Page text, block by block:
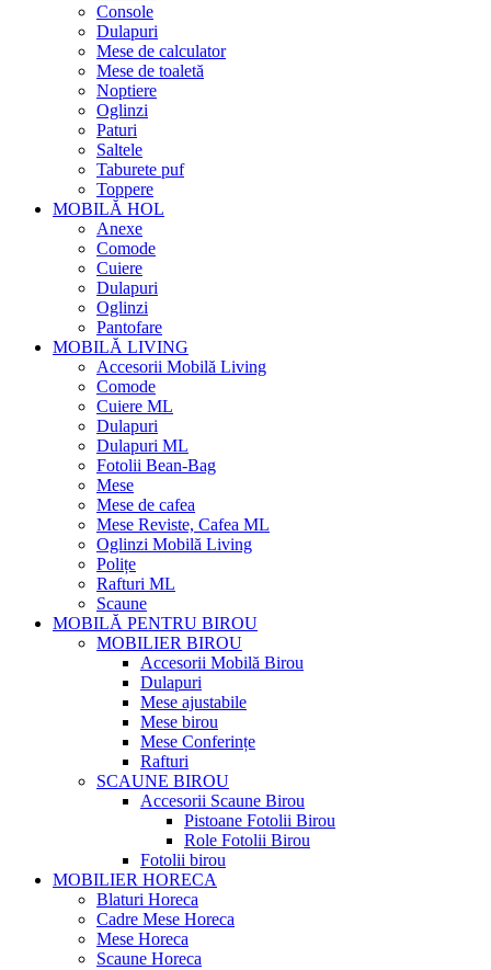
Console
Dulapuri
Mese de calculator
Mese de toaletă
Noptiere
Oglinzi
Paturi
Saltele
Taburete puf
Toppere
MOBILĂ HOL
Anexe
Comode
Cuiere
Dulapuri
Oglinzi
Pantofare
MOBILĂ LIVING
Accesorii Mobilă Living
Comode
Cuiere ML
Dulapuri
Dulapuri ML
Fotolii Bean-Bag
Mese
Mese de cafea
Mese Reviste, Cafea ML
Oglinzi Mobilă Living
Polițe
Rafturi ML
Scaune
MOBILĂ PENTRU BIROU
MOBILIER BIROU
Accesorii Mobilă Birou
Dulapuri
Mese ajustabile
Mese birou
Mese Conferințe
Rafturi
SCAUNE BIROU
Accesorii Scaune Birou
Pistoane Fotolii Birou
Role Fotolii Birou
Fotolii birou
MOBILIER HORECA
Blaturi Horeca
Cadre Mese Horeca
Mese Horeca
Scaune Horeca